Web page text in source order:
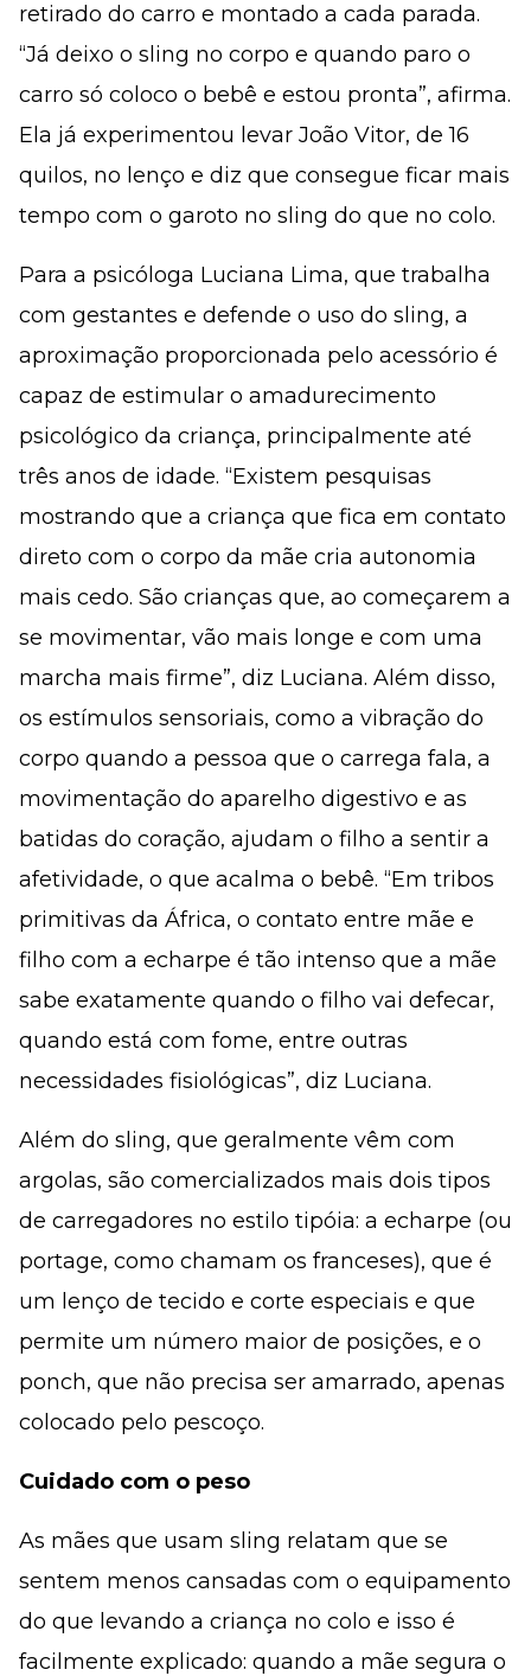
retirado do carro e montado a cada parada.
“Já deixo o sling no corpo e quando paro o
carro só coloco o bebê e estou pronta”, afirma.
Ela já experimentou levar João Vitor, de 16
quilos, no lenço e diz que consegue ficar mais
tempo com o garoto no sling do que no colo.
Para a psicóloga Luciana Lima, que trabalha
com gestantes e defende o uso do sling, a
aproximação proporcionada pelo acessório é
capaz de estimular o amadurecimento
psicológico da criança, principalmente até
três anos de idade. “Existem pesquisas
mostrando que a criança que fica em contato
direto com o corpo da mãe cria autonomia
mais cedo. São crianças que, ao começarem a
se movimentar, vão mais longe e com uma
marcha mais firme”, diz Luciana. Além disso,
os estímulos sensoriais, como a vibração do
corpo quando a pessoa que o carrega fala, a
movimentação do aparelho digestivo e as
batidas do coração, ajudam o filho a sentir a
afetividade, o que acalma o bebê. “Em tribos
primitivas da África, o contato entre mãe e
filho com a echarpe é tão intenso que a mãe
sabe exatamente quando o filho vai defecar,
quando está com fome, entre outras
necessidades fisiológicas”, diz Luciana.
Além do sling, que geralmente vêm com
argolas, são comercializados mais dois tipos
de carregadores no estilo tipóia: a echarpe (ou
portage, como chamam os franceses), que é
um lenço de tecido e corte especiais e que
permite um número maior de posições, e o
ponch, que não precisa ser amarrado, apenas
colocado pelo pescoço.
Cuidado com o peso
As mães que usam sling relatam que se
sentem menos cansadas com o equipamento
do que levando a criança no colo e isso é
facilmente explicado: quando a mãe segura o